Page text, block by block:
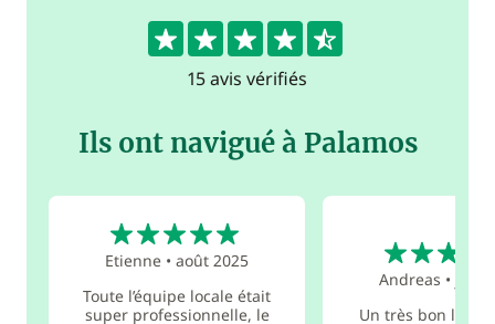
4.6
15 avis vérifiés
Ils ont navigué à Palamos
Etienne •août 2025
Toute l’équipe locale était
super professionnelle, le
Andreas •
Un très bon